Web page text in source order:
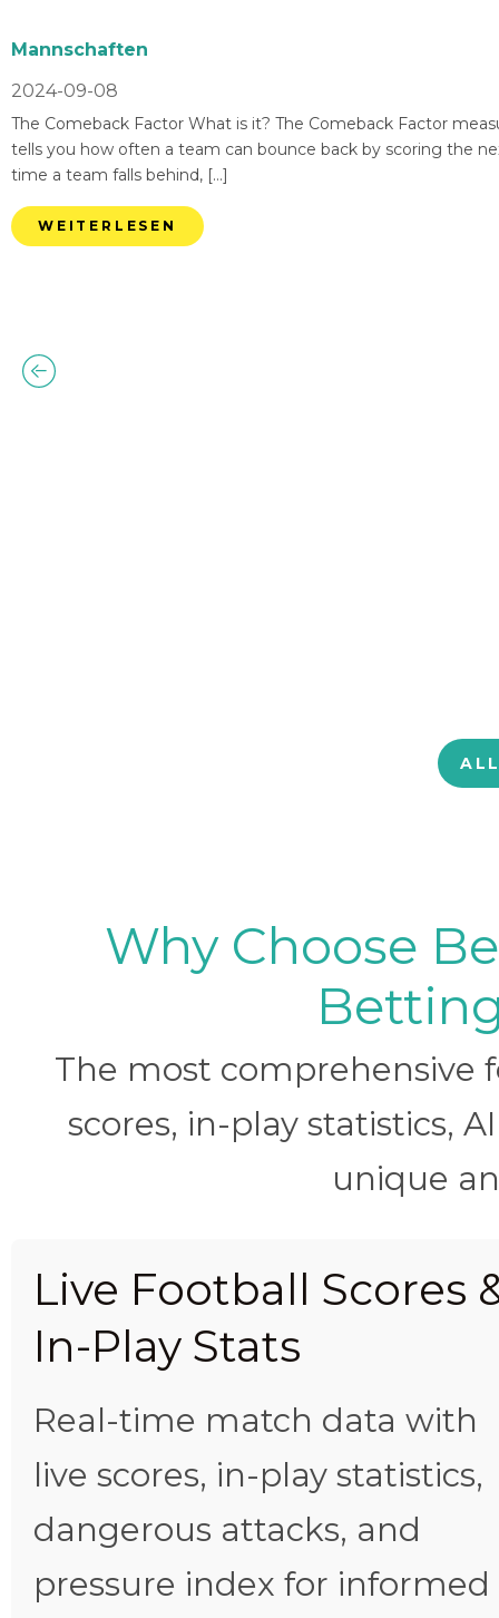
Mannschaften
2024-09-08
The Comeback Factor What is it? The Comeback Factor
tells you how often a team can bounce back by scoring the
time a team falls behind, […]
WEITERLESEN
Why Choose
The most
scores, in-play statistics,
unique
Live Football Scores
In-Play Stats
Real-time match data with
live scores, in-play statistics,
dangerous attacks, and
pressure index for informed